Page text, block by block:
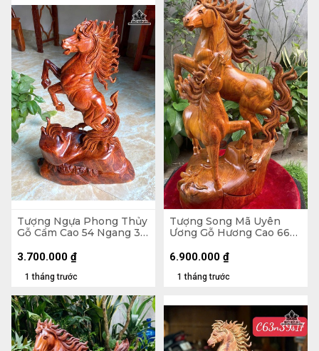
Tượng Ngựa Phong Thủy
Gỗ Cẩm Cao 54 Ngang 35
1 tháng trước
3.700.000 ₫
Tượng Song Mã Uyên
Ương Gỗ Hương Cao 66
1 tháng trước
6.900.000 ₫